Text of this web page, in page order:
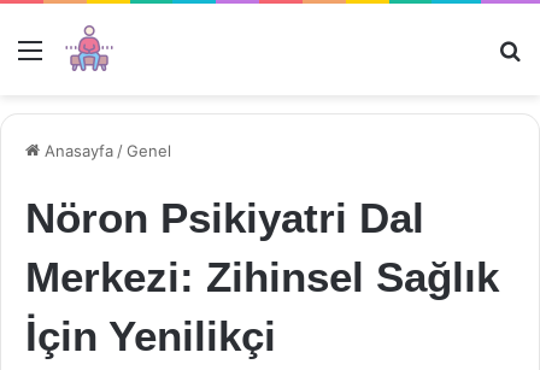
Menü
Anasayfa /Genel
Nöron Psikiyatri Dal
Merkezi: Zihinsel Sağlık
İçin Yenilikçi